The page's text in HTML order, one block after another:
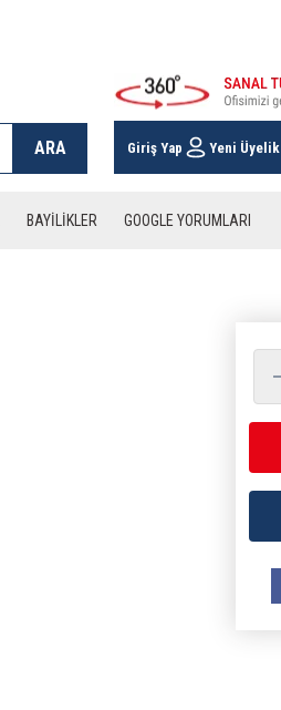
ARA Giriş Yap Yeni Üyelik
BAYİLİKLER GOOGLE YORUMLARI